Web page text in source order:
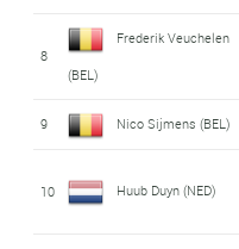
8
Frederik Veuchelen
(BEL)
9 Nico Sijmens (BEL)
10 Huub Duyn (NED)